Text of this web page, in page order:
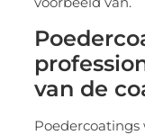
van de
Poedercoatings